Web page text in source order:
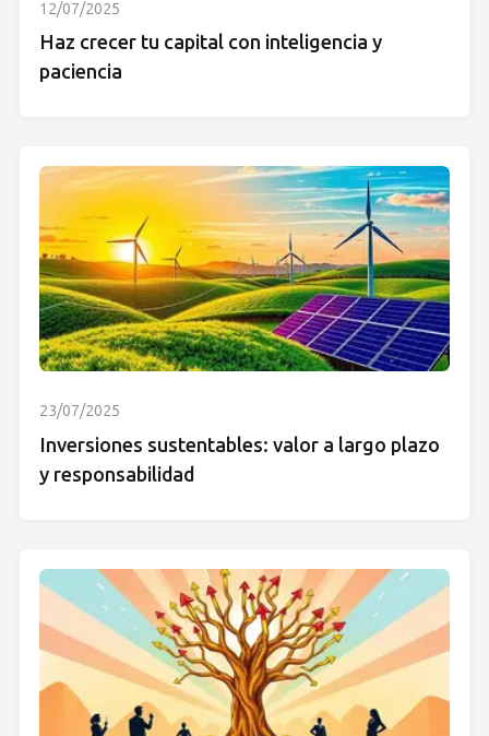
12/07/2025
Haz crecer tu capital con inteligencia y
paciencia
23/07/2025
Inversiones sustentables: valor a largo plazo
y responsabilidad